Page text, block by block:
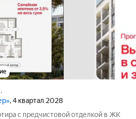
, 4 квартал 2028
с предчистовой отделкой в ЖК